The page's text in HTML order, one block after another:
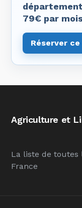
79€ par
Réserver
Agriculture et
La liste de toutes
France